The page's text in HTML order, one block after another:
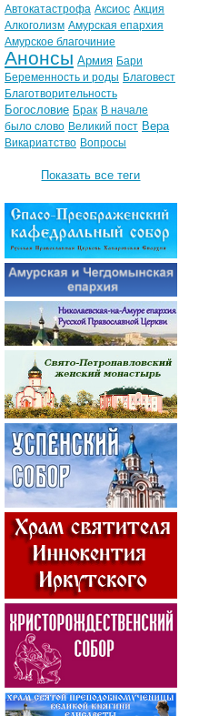
Автокатастрофа Аксиос Акция
Алкоголизм Амурская епархия
Амурское благочиние
Анонсы Армия Бари
Беременность и роды Благовест
Благотворительность
Богословие Брак В начале
было слово Великий пост Вера
Викариатство Вопросы
Показать все теги